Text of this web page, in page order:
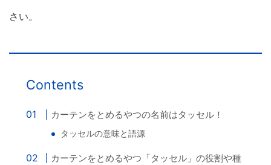
さい。
Contents
カーテンをとめるやつの名前はタッセル！
タッセルの意味と語源
カーテンをとめるやつ「タッセル」の役割や種